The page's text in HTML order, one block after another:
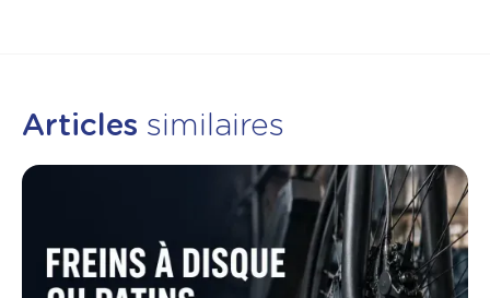
Articles similaires